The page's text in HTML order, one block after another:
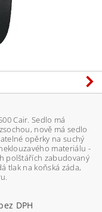
Cair. Sedlo má
nově má sedlo
opěrky na suchý
materiálu -
polštářích zabudovaný
tlak na koňská záda,
438,02 Kč bez DPH